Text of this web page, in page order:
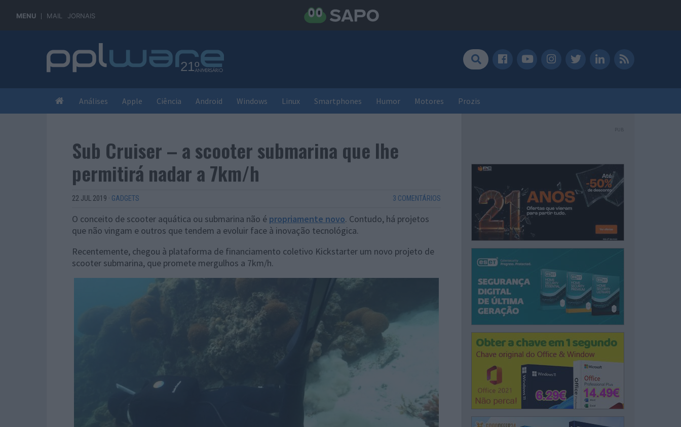
MENU MAIL JORNAIS
Análises Apple Ciência Android Windows Linux Smartphones Humor Motores Prozis
Sub Cruiser – a scooter submarina que lhe
permitirá nadar a 7km/h
22 JUL 2019 · GADGETS 3 COMENTÁRIOS
O conceito de scooter aquática ou submarina não é propriamente novo. Contudo, há projetos
que não vingam e outros que tendem a evoluir face à inovação tecnológica.
Recentemente, chegou à plataforma de financiamento coletivo Kickstarter um novo projeto de
scooter submarina, que promete mergulhos a 7km/h.
PUB